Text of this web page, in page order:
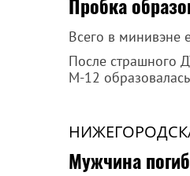
Всего в минивэне
После страшного
М-12
Мужчина